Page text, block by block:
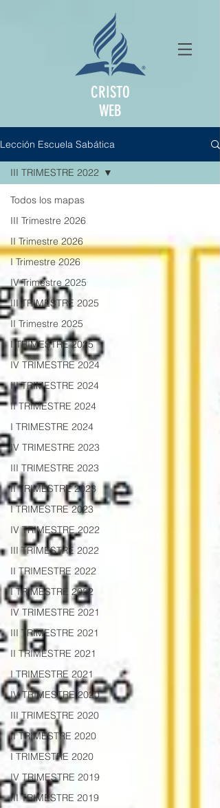
CRISTO
WEB
Lección Escuela Sabática
Todos los mapas
III Trimestre 2026
II Trimestre 2026
I Trimestre 2026
IV Trimestre 2025
III TRIMESTRE 2025
II Trimestre 2025
I TRIMESTRE 2025
IV TRIMESTRE 2024
III TRIMESTRE 2024
II TRIMESTRE 2024
I TRIMESTRE 2024
IV TRIMESTRE 2023
III TRIMESTRE 2023
II TRIMESTRE 2023
I TRIMESTRE 2023
IV TRIMESTRE 2022
III TRIMESTRE 2022
II TRIMESTRE 2022
I TRIMESTRE 2022
IV TRIMESTRE 2021
III TRIMESTRE 2021
II TRIMESTRE 2021
I TRIMESTRE 2021
IV TRIMESTRE 2020
III TRIMESTRE 2020
II TRIMESTRE 2020
I TRIMESTRE 2020
IV TRIMESTRE 2019
III TRIMESTRE 2019
III TRIMESTRE 2022